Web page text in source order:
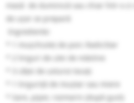
masă de duminică sau chiar într-o zi
de ușor se prepară
Ingrediente:
* 1 mușchiuleț de porc RadicStar
* 2 linguri de ulei de măsline
* 3 căței de usturoi tocați
* 1 linguriță de muștar sau miere
* Sare, piper, rozmarin (după gust)